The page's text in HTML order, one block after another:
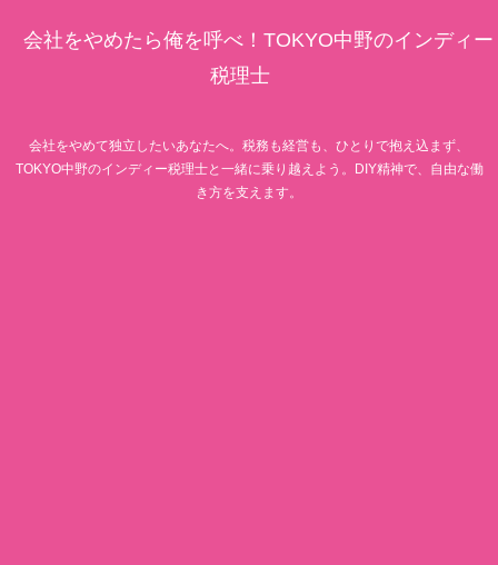
会社をやめたら俺を呼べ！TOKYO中野のインディー
税理士
会社をやめて独立したいあなたへ。税務も経営も、ひとりで抱え込まず、
TOKYO中野のインディー税理士と一緒に乗り越えよう。DIY精神で、自由な働
き方を支えます。